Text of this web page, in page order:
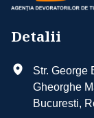
Detalii
Str. George
Gheorghe
Bucuresti,